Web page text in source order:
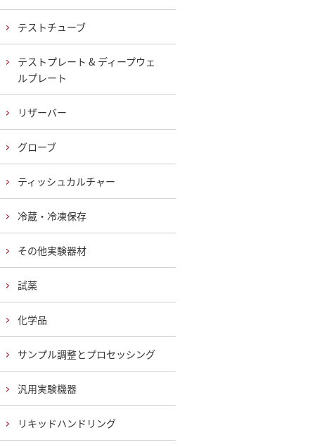
テストチューブ
テストプレート & ディープウェ
ルプレート
リザーバー
グローブ
ティッシュカルチャー
冷蔵・冷凍保存
その他実験器材
試薬
化学品
サンプル調整とプロセッシング
汎用実験機器
リキッドハンドリング